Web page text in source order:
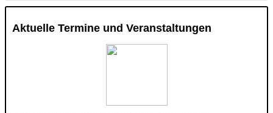
Aktuelle Termine und Veranstaltungen